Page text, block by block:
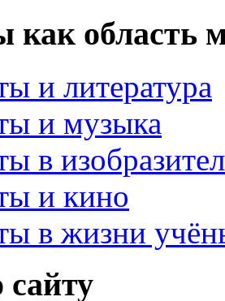
область
и литература
и музыка
в
и кино
в жизни